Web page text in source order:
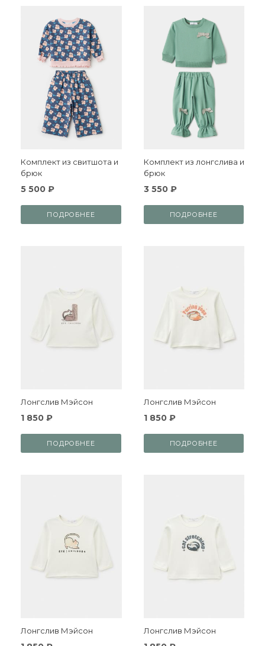
Комплект из свитшота и
брюк
5 500 ₽
ПОДРОБНЕЕ
Комплект из лонгслива и
брюк
3 550 ₽
ПОДРОБНЕЕ
Лонгслив Мэйсон
1 850 ₽
ПОДРОБНЕЕ
Лонгслив Мэйсон
1 850 ₽
ПОДРОБНЕЕ
Лонгслив Мэйсон Лонгслив Мэйсон